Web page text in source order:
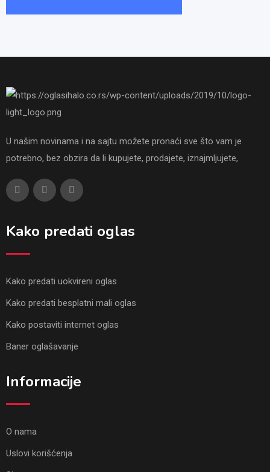
U našim novinama i na sajtu možete pronaći sve što vam je
potrebno, bez obzira da li kupujete, prodajete, iznajmljujete,
Kako predati oglas
Kako predati uokvireni oglas
Kako predati besplatni mali oglas
Kako postaviti internet oglas
Baner oglašavanje
Informacije
O nama
Uslovi korišćenja